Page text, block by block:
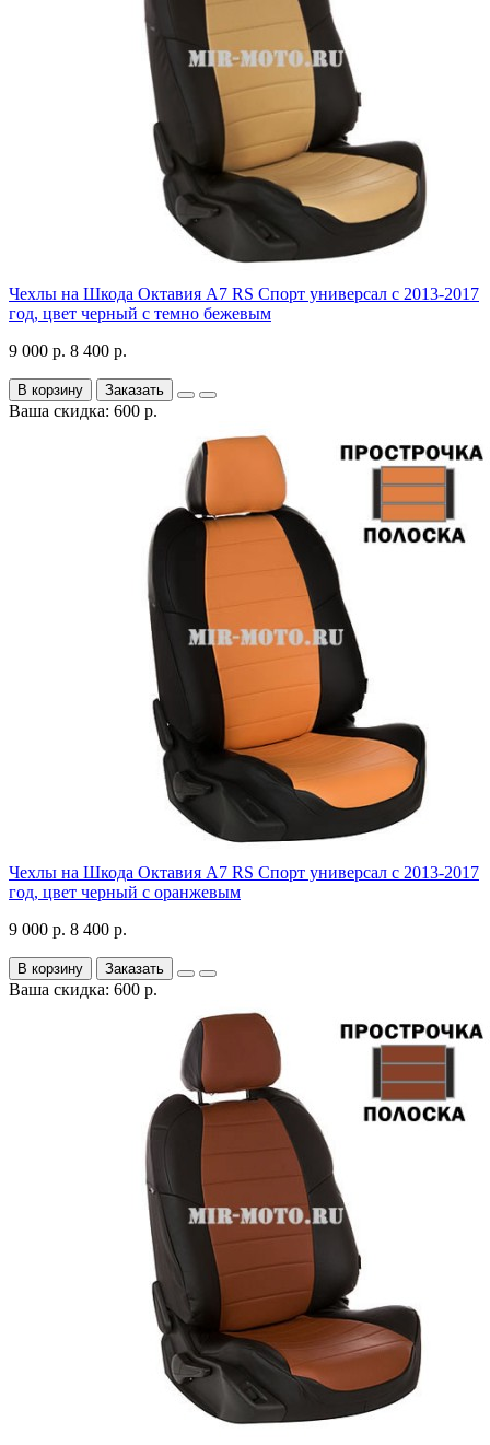
Чехлы на Шкода Октавия А7 RS Спорт универсал с 2013-2017
год, цвет черный с темно бежевым
9 000 р. 8 400 р.
В корзину Заказать
Ваша скидка: 600 р.
Чехлы на Шкода Октавия А7 RS Спорт универсал с 2013-2017
год, цвет черный с оранжевым
9 000 р. 8 400 р.
В корзину Заказать
Ваша скидка: 600 р.